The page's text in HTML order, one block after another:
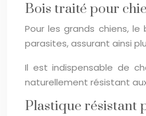
Bois traité pour
Pour les grands chiens,
parasites, assurant ainsi
Il est indispensable de
naturellement résistant
Plastique résistant